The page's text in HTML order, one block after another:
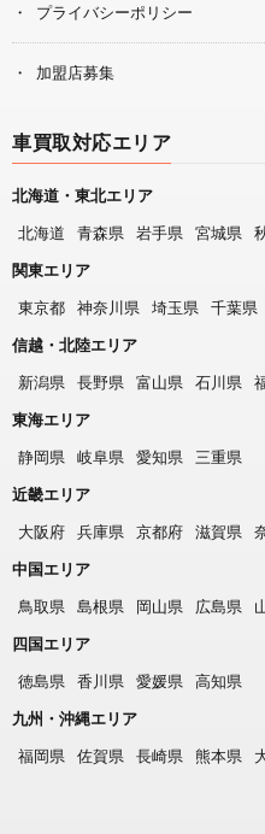
プライバシーポリシー
加盟店募集
車買取対応エリア
北海道・東北エリア
北海道
青森県 岩手県 宮城県
関東エリア
東京都
神奈川県 埼玉県 千葉県
信越・北陸エリア
新潟県
長野県 富山県 石川県
東海エリア
静岡県
岐阜県 愛知県
三重県
近畿エリア
大阪府
兵庫県 京都府 滋賀県
中国エリア
鳥取県
島根県 岡山県 広島県
四国エリア
徳島県
香川県 愛媛県
高知県
九州・沖縄エリア
福岡県
佐賀県 長崎県 熊本県